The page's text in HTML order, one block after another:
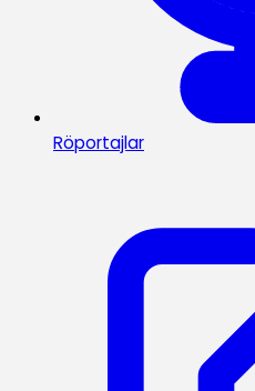
Röportajlar